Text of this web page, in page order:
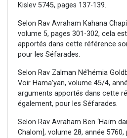
Kislev 5745, pages 137-139.
Selon Rav Avraham Kahana
volume 5, pages 301-302, cela
apportés dans cette référence
pour les Séfarades.
Selon Rav Zalman Né’hémia
Voir Hama’yan, volume 45/4,
arguments apportés dans cette
également, pour les Séfarades.
Selon Rav Avraham Ben ‘Haïm
Chalom], volume 28, année